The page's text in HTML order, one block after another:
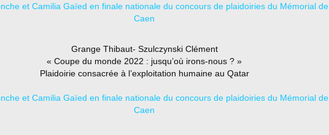
Grange Thibaut- Szulczynski Clément
« Coupe du monde 2022 : jusqu’où irons-nous ? »
Plaidoirie consacrée à l’exploitation humaine au Qatar